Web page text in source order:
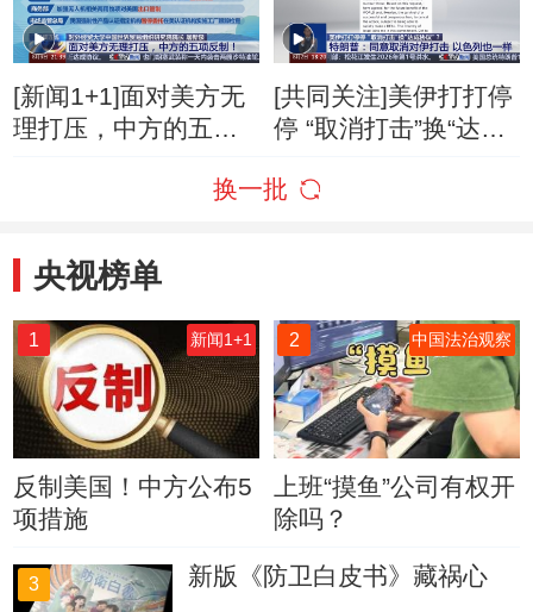
[新闻1+1]面对美方无
理打压，中方的五项
[共同关注]美伊打打停
停 “取消打击”换“达成
取消对伊打击 以色列
换一批
央视榜单
1 新闻1+1
反制美国！中方公布5
项措施
2 中国法治观察
上班“摸鱼”公司有权开
除吗？
3 新版《防卫白皮书》藏祸心